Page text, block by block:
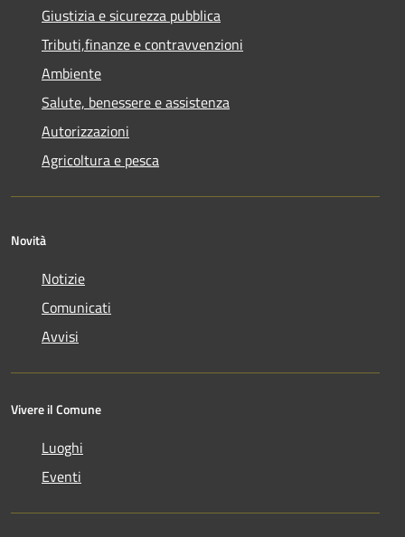
Giustizia e sicurezza pubblica
Tributi,finanze e contravvenzioni
Ambiente
Salute, benessere e assistenza
Autorizzazioni
Agricoltura e pesca
Novità
Notizie
Comunicati
Avvisi
Vivere il Comune
Luoghi
Eventi